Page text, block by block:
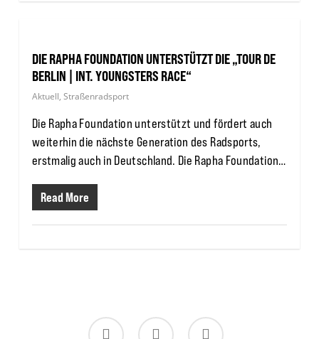
DIE RAPHA FOUNDATION UNTERSTÜTZT DIE „TOUR DE
BERLIN | INT. YOUNGSTERS RACE“
Aktuell, Straßenradsport
Die Rapha Foundation unterstützt und fördert auch
weiterhin die nächste Generation des Radsports,
erstmalig auch in Deutschland. Die Rapha Foundation…
Read More
twitter facebook instagram